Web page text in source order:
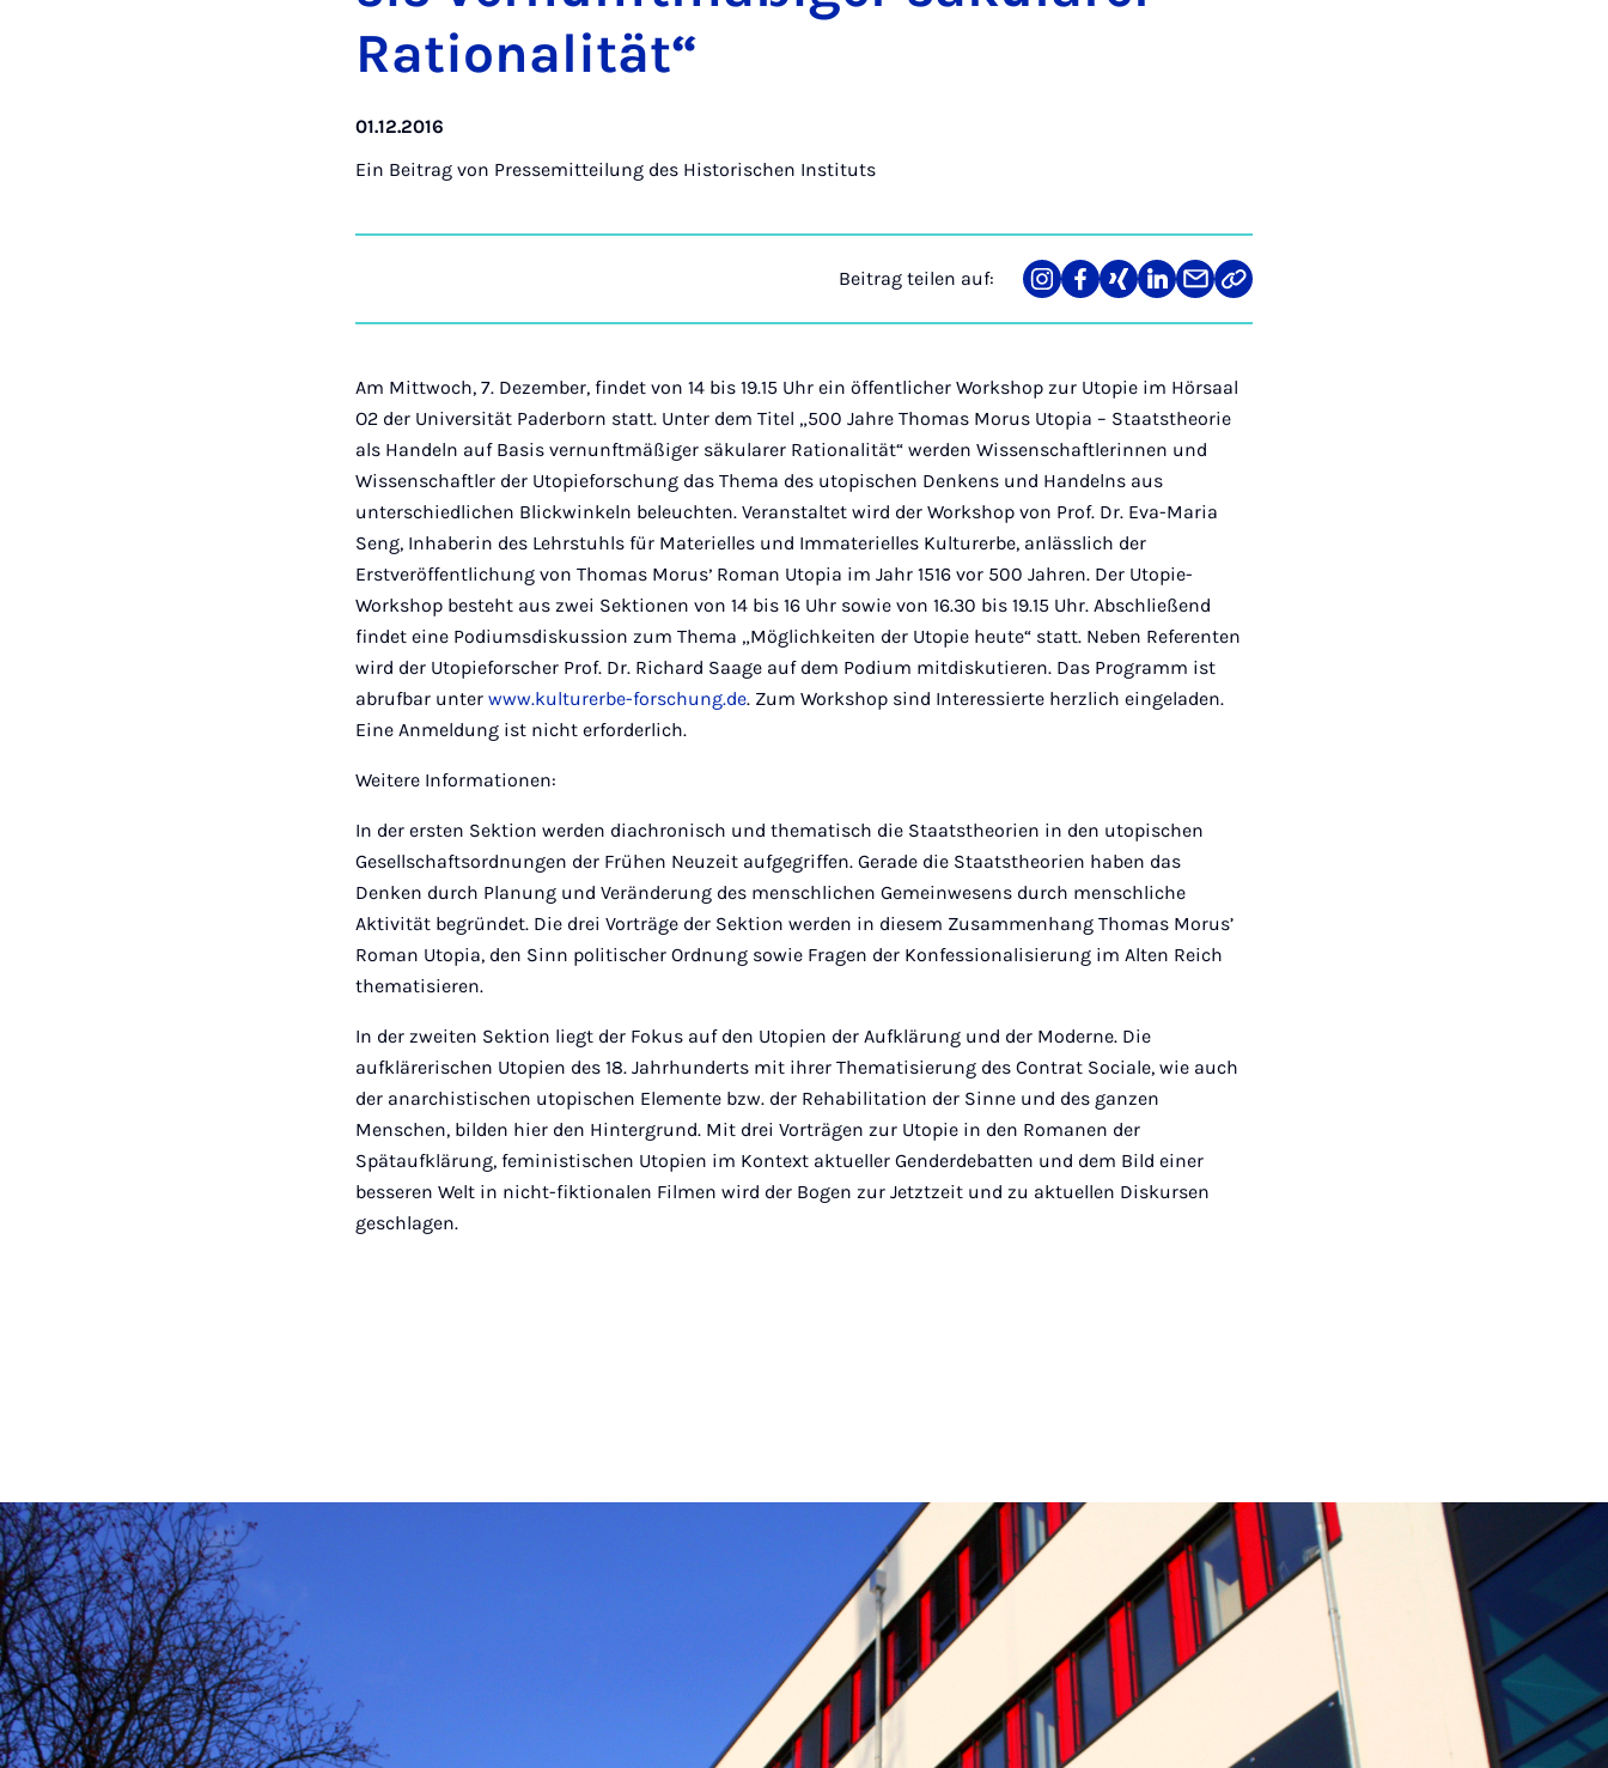
Ra­ti­o­na­li­tät“
01.12.2016
Ein Beitrag von Pressemitteilung des Historischen Instituts
Beitrag teilen auf:
Teilen
auf
Teilen
auf
Teilen
auf
Teilen
auf
Teilen
über
Link
kopieren
Am Mittwoch, 7. Dezember, findet von 14 bis 19.15 Uhr ein öffentlicher Workshop zur Utopie im Hörsaal
O2 der Universität Paderborn statt. Unter dem Titel „500 Jahre Thomas Morus Utopia – Staatstheorie
als Handeln auf Basis vernunftmäßiger säkularer Rationalität“ werden Wissenschaftlerinnen und
Wissenschaftler der Utopieforschung das Thema des utopischen Denkens und Handelns aus
unterschiedlichen Blickwinkeln beleuchten. Veranstaltet wird der Workshop von Prof. Dr. Eva-Maria
Seng, Inhaberin des Lehrstuhls für Materielles und Immaterielles Kulturerbe, anlässlich der
Erstveröffentlichung von Thomas Morusʼ Roman Utopia im Jahr 1516 vor 500 Jahren. Der Utopie-
Workshop besteht aus zwei Sektionen von 14 bis 16 Uhr sowie von 16.30 bis 19.15 Uhr. Abschließend
findet eine Podiumsdiskussion zum Thema „Möglichkeiten der Utopie heute“ statt. Neben Referenten
wird der Utopieforscher Prof. Dr. Richard Saage auf dem Podium mitdiskutieren. Das Programm ist
abrufbar unterwww.kulturerbe-forschung.de. Zum Workshop sind Interessierte herzlich eingeladen.
Eine Anmeldung ist nicht erforderlich.
Weitere Informationen:
In der ersten Sektion werden diachronisch und thematisch die Staatstheorien in den utopischen
Gesellschaftsordnungen der Frühen Neuzeit aufgegriffen. Gerade die Staatstheorien haben das
Denken durch Planung und Veränderung des menschlichen Gemeinwesens durch menschliche
Aktivität begründet. Die drei Vorträge der Sektion werden in diesem Zusammenhang Thomas Morus’
Roman Utopia, den Sinn politischer Ordnung sowie Fragen der Konfessionalisierung im Alten Reich
thematisieren.
In der zweiten Sektion liegt der Fokus auf den Utopien der Aufklärung und der Moderne. Die
aufklärerischen Utopien des 18. Jahrhunderts mit ihrer Thematisierung des Contrat Sociale, wie auch
der anarchistischen utopischen Elemente bzw. der Rehabilitation der Sinne und des ganzen
Menschen, bilden hier den Hintergrund. Mit drei Vorträgen zur Utopie in den Romanen der
Spätaufklärung, feministischen Utopien im Kontext aktueller Genderdebatten und dem Bild einer
besseren Welt in nicht-fiktionalen Filmen wird der Bogen zur Jetztzeit und zu aktuellen Diskursen
geschlagen.